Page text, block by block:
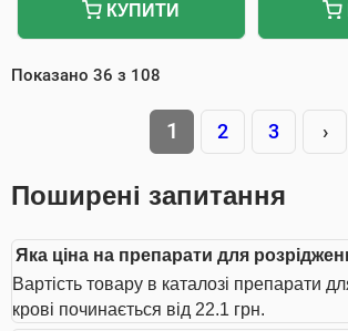
КУПИТИ
Показано 36 з 108
1 2 3 ›
Поширені запитання
Яка ціна на препарати для
Вартість товару в каталозі препарати
крові починається від 22.1 грн.